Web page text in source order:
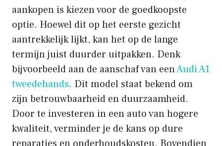
aankopen is kiezen voor de goedkoopste
optie. Hoewel dit op het eerste gezicht
aantrekkelijk lijkt, kan het op de lange
termijn juist duurder uitpakken. Denk
bijvoorbeeld aan de aanschaf van eenAudi A1
tweedehands. Dit model staat bekend om
zijn betrouwbaarheid en duurzaamheid.
Door te investeren in een auto van hogere
kwaliteit, verminder je de kans op dure